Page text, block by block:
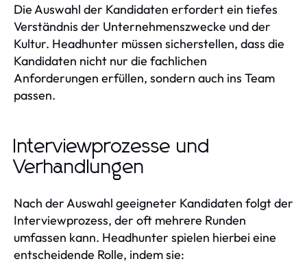
Die Auswahl der Kandidaten erfordert ein tiefes
Verständnis der Unternehmenszwecke und der
Kultur. Headhunter müssen sicherstellen, dass die
Kandidaten nicht nur die fachlichen
Anforderungen erfüllen, sondern auch ins Team
passen.
Interviewprozesse und
Verhandlungen
Nach der Auswahl geeigneter Kandidaten folgt der
Interviewprozess, der oft mehrere Runden
umfassen kann. Headhunter spielen hierbei eine
entscheidende Rolle, indem sie: